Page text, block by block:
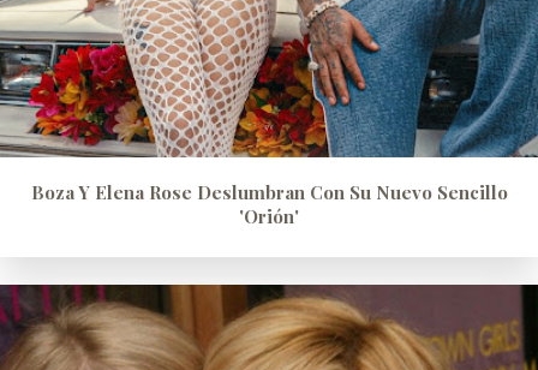
Boza Y Elena Rose Deslumbran Con Su Nuevo Sencillo
'Orión'